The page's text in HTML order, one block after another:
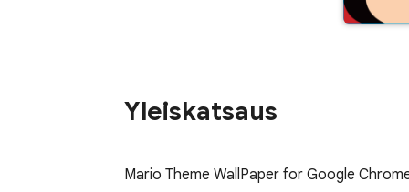
Yleiskatsaus
Mario Theme WallPaper for Google